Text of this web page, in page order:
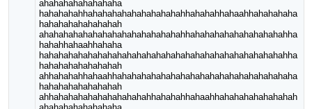
ahahahahahahahaha
hahahahahhahahahahahahahahahahhahahahhahaahhahahahaha
hahahahahahahahah
ahahahahahahahahahahahahahahahhahahahahahahahahahahha
hahahhahaahhahaha
hahahahahahahahahahahahahahahahahahahahahahahahahahha
hahahahahahahahah
ahhahahahhahaahhahahahahahahahahahahahahahahahahahaha
hahahahahahahahah
ahhahahahahahahahahahahhahahahhahaahhahahahahahahahah